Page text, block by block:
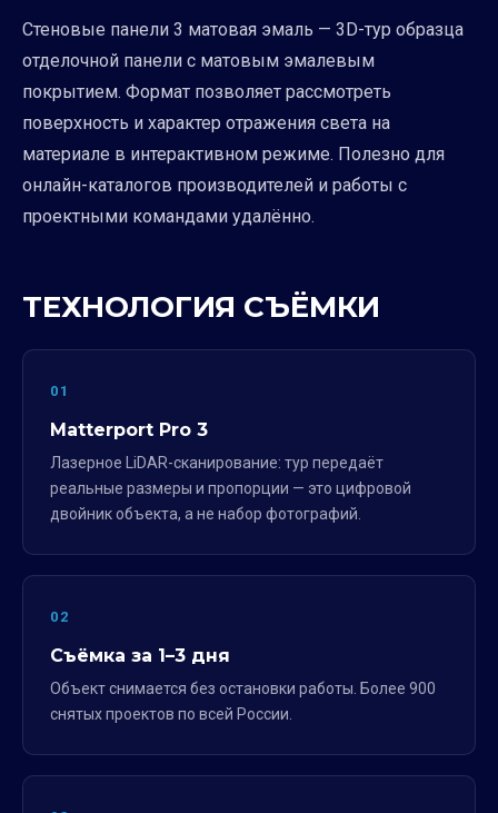
Стеновые панели 3 матовая эмаль — 3D-тур образца
отделочной панели с матовым эмалевым
покрытием. Формат позволяет рассмотреть
поверхность и характер отражения света на
материале в интерактивном режиме. Полезно для
онлайн-каталогов производителей и работы с
проектными командами удалённо.
ТЕХНОЛОГИЯ СЪЁМКИ
01
Matterport Pro 3
Лазерное LiDAR-сканирование: тур передаёт
реальные размеры и пропорции — это цифровой
двойник объекта, а не набор фотографий.
02
Съёмка за 1–3 дня
Объект снимается без остановки работы. Более 900
снятых проектов по всей России.